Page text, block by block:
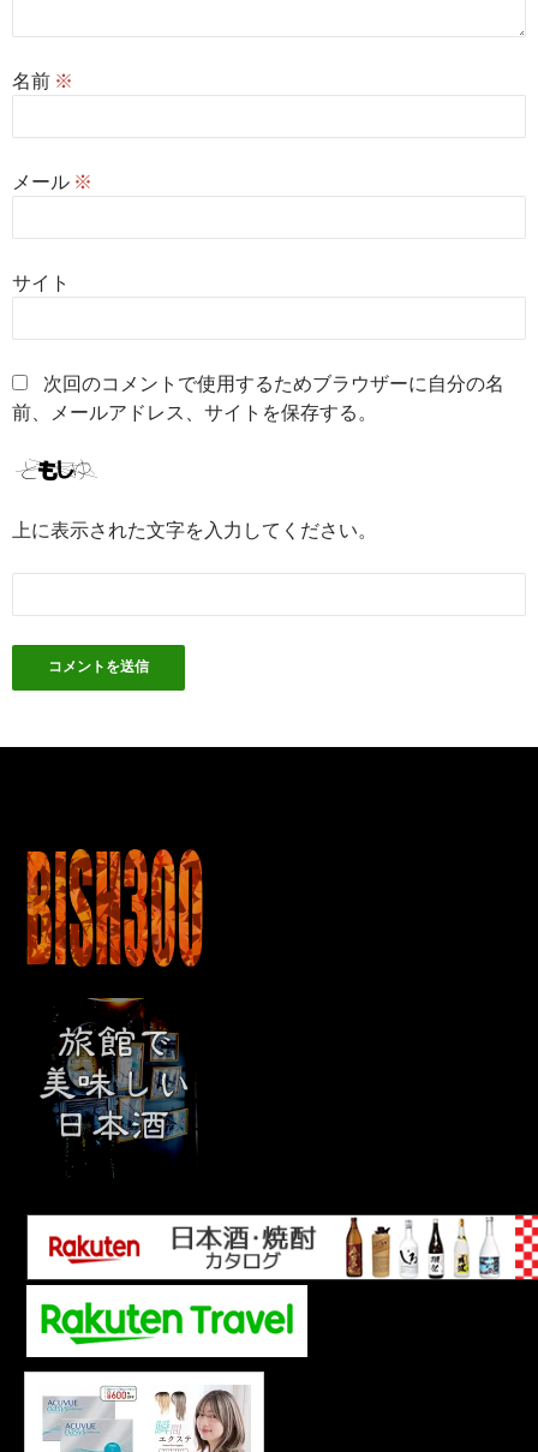
名前 ※
メール ※
サイト
次回のコメントで使用するためブラウザーに自分の名
前、メールアドレス、サイトを保存する。
上に表示された文字を入力してください。